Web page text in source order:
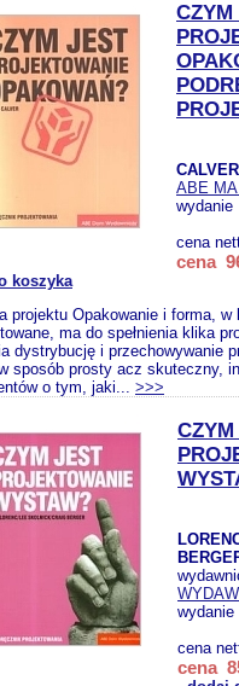
CZYM
ABE
wydanie
cena
cena
koszyka
projektu Opakowanie i forma, w
ma do spełnienia klika
dystrybucję i przechowywanie
sposób prosty acz skuteczny,
o tym, jaki... >>>
wydanie
cena
cena